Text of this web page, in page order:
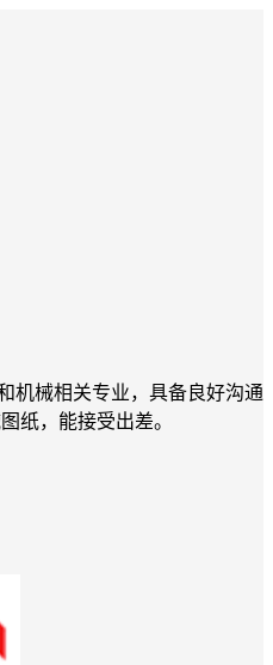
机械相关专业，具备良好沟通
纸，能接受出差。